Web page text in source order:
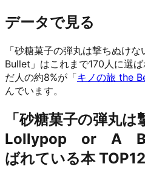
データで見る
「砂糖菓子の弾丸は撃ちぬ
Bullet」はこれまで170人に選ば
だ人の約8%が「キノの旅 the
んでいます。
「砂糖菓子の弾丸
Lollypop or A
ばれている本 TOP12